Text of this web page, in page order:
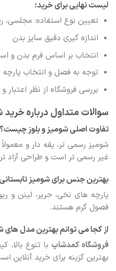
لیست نهایی برای خرید:
تعیین نوع استفاده: مجلسی،
اندازه گیری دقیق سایز بدن
انتخاب بر اساس فرم بدن و
توجه به فصل و انتخاب
بررسی فروشگاه از نظر
سوالات متداول درباره خرید
تفاوت اصلی شومیز و بلوز چیست؟
شومیز رسمی تر، یقه دار و
غیر رسمی تر است و طراحی آزاد
بهترین جنس برای شومیز
پارچه های نخی، حریر، لینن و
فصول گرم هستند.
از کجا می توانم بهترین مدل های
فروشگاه کمدشاپبا تنوع بالا،
بهترین گزینه برای خرید آنلاین